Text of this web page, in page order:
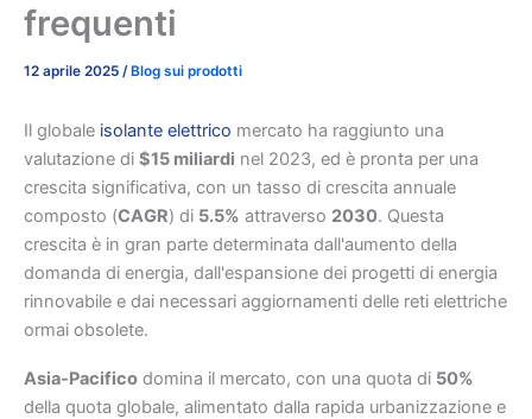
frequenti
12 aprile 2025 /Blog sui prodotti
Il globale isolante elettrico mercato ha raggiunto una
valutazione di $15 miliardi nel 2023, ed è pronta per una
crescita significativa, con un tasso di crescita annuale
composto (CAGR) di 5.5% attraverso 2030. Questa
crescita è in gran parte determinata dall'aumento della
domanda di energia, dall'espansione dei progetti di energia
rinnovabile e dai necessari aggiornamenti delle reti elettriche
ormai obsolete.
Asia-Pacifico domina il mercato, con una quota di 50%
della quota globale, alimentato dalla rapida urbanizzazione e